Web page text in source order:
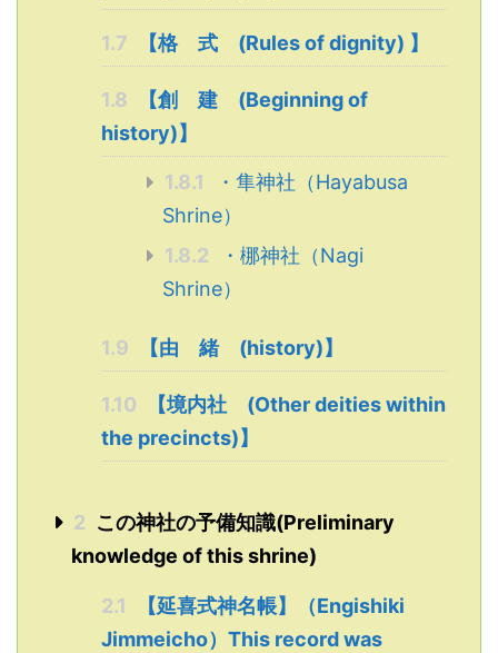
1.7 【格 式 (Rules of dignity) 】
1.8
【創 建 (Beginning of
history)】
1.8.1
・隼神社（Hayabusa
Shrine）
1.8.2
・梛神社（Nagi
Shrine）
1.9 【由 緒 (history)】
1.10
【境内社 (Other deities within
the precincts)】
2 この神社の予備知識(Preliminary
knowledge of this shrine)
2.1
【延喜式神名帳】（Engishiki
Jimmeicho）This record was